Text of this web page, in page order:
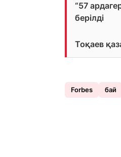
“57
берілді
Тоқаев
Forbes бай